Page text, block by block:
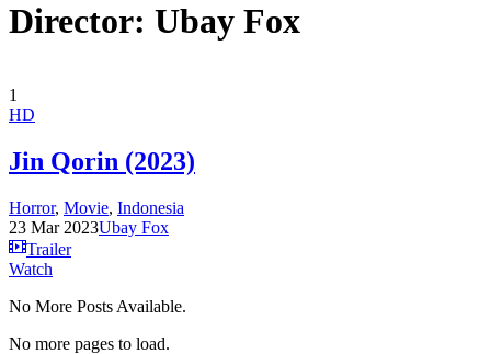
Director: Ubay Fox
1
HD
Jin Qorin (2023)
Horror, Movie, Indonesia
23 Mar 2023Ubay Fox
Trailer
Watch
No More Posts Available.
No more pages to load.